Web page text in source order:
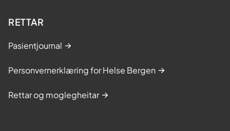
RETTAR
Pasientjournal
Personvernerklæring for Helse Bergen
Rettar og moglegheitar